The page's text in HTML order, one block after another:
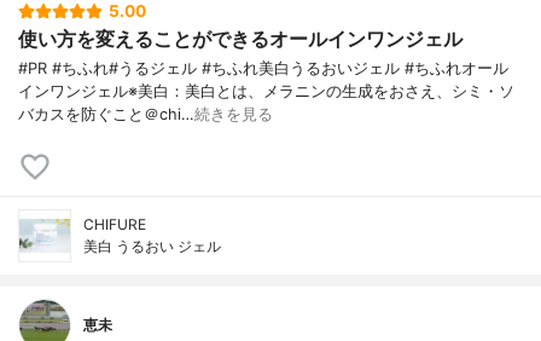
5.00
使い方を変えることができるオールインワンジェル
#PR #ちふれ#うるジェル #ちふれ美白うるおいジェル #ちふれオール
インワンジェル※美白：美白とは、メラニンの生成をおさえ、シミ・ソ
バカスを防ぐこと＠chi…続きを見る
CHIFURE
美白 うるおい ジェル
恵未